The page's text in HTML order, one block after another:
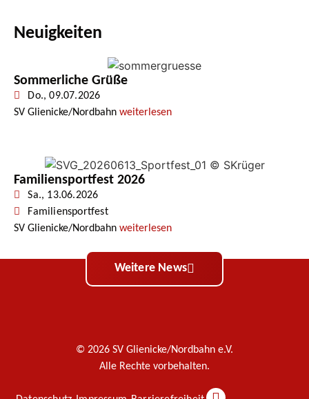
Neuigkeiten
Sommerliche Grüße
Do., 09.07.2026
SV Glienicke/Nordbahn weiterlesen
Familiensportfest 2026
Sa., 13.06.2026
Familiensportfest
SV Glienicke/Nordbahn weiterlesen
Weitere News
© 2026 SV Glienicke/Nordbahn e.V.
Alle Rechte vorbehalten.